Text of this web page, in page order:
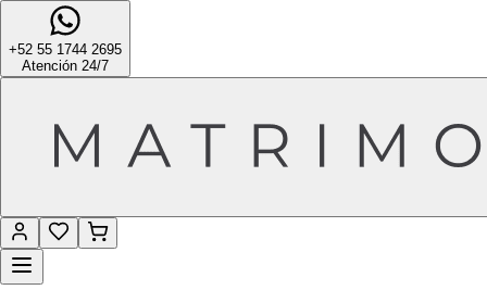
+52 55 1744 2695
Atención 24/7